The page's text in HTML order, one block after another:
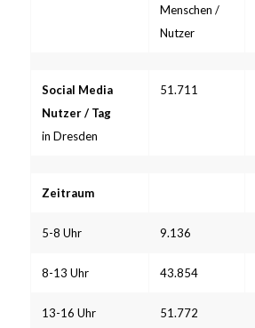
Menschen /
Nutzer
Social Media
Nutzer / Tag
in Dresden
51.711
Zeitraum
5-8 Uhr 9.136
8-13 Uhr 43.854
13-16 Uhr 51.772